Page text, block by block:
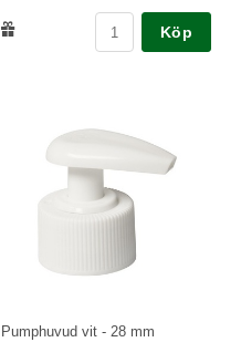
Köp
Pumphuvud vit - 28 mm